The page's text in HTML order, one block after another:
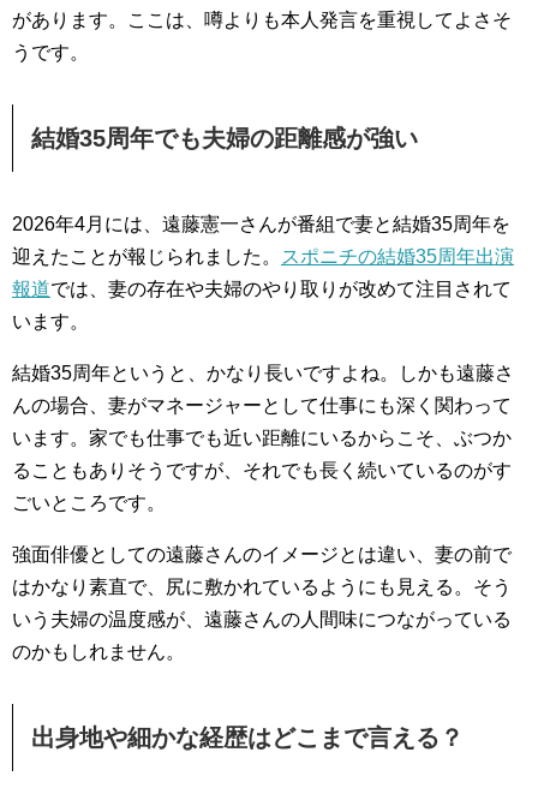
があります。ここは、噂よりも本人発言を重視してよさそ
うです。
結婚35周年でも夫婦の距離感が強い
2026年4月には、遠藤憲一さんが番組で妻と結婚35周年を
迎えたことが報じられました。 スポニチの結婚35周年出演
報道では、妻の存在や夫婦のやり取りが改めて注目されて
います。
結婚35周年というと、かなり長いですよね。しかも遠藤さ
んの場合、妻がマネージャーとして仕事にも深く関わって
います。家でも仕事でも近い距離にいるからこそ、ぶつか
ることもありそうですが、それでも長く続いているのがす
ごいところです。
強面俳優としての遠藤さんのイメージとは違い、妻の前で
はかなり素直で、尻に敷かれているようにも見える。そう
いう夫婦の温度感が、遠藤さんの人間味につながっている
のかもしれません。
出身地や細かな経歴はどこまで言える？